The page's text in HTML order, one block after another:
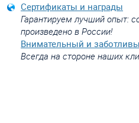
Сертификаты и награды
Гарантируем лучший опыт:
произведено в России!
Внимательный и
Всегда на стороне наших